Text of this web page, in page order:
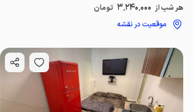
هر شب از 3٬240٬000 تومان
موقعیت در نقشه